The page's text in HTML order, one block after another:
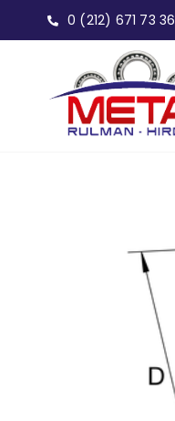
0 (212) 671 73 36